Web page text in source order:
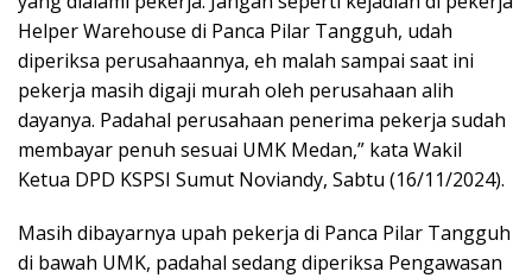
Helper Warehouse di Panca Pilar Tangguh, udah
diperiksa perusahaannya, eh malah sampai saat ini
pekerja masih digaji murah oleh perusahaan alih
dayanya. Padahal perusahaan penerima pekerja sudah
membayar penuh sesuai UMK Medan,” kata Wakil
Ketua DPD KSPSI Sumut Noviandy, Sabtu (16/11/2024).
Masih dibayarnya upah pekerja di Panca Pilar Tangguh
di bawah UMK, padahal sedang diperiksa Pengawasan